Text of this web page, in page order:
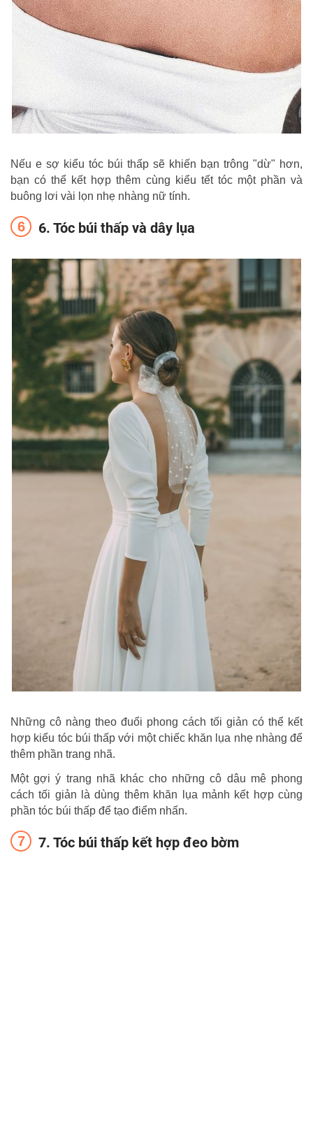
Nếu e sợ kiểu tóc búi thấp sẽ khiến bạn trông "dừ" hơn,
bạn có thể kết hợp thêm cùng kiểu tết tóc một phần và
buông lơi vài lọn nhẹ nhàng nữ tính.
6. Tóc búi thấp và dây lụa
Những cô nàng theo đuổi phong cách tối giản có thể kết
hợp kiểu tóc búi thấp với một chiếc khăn lụa nhẹ nhàng để
thêm phần trang nhã.
Một gợi ý trang nhã khác cho những cô dâu mê phong
cách tối giản là dùng thêm khăn lụa mảnh kết hợp cùng
phần tóc búi thấp để tạo điểm nhấn.
7. Tóc búi thấp kết hợp đeo bờm